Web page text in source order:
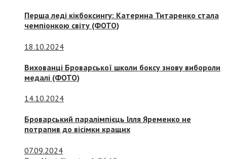
Перша леді кікбоксингу: Катерина Титаренко стала
чемпіонкою світу (ФОТО)
18.10.2024
Вихованці Броварської школи боксу знову вибороли
медалі (ФОТО)
14.10.2024
Броварський паралімпієць Ілля Яременко не
потрапив до вісімки кращих
07.09.2024